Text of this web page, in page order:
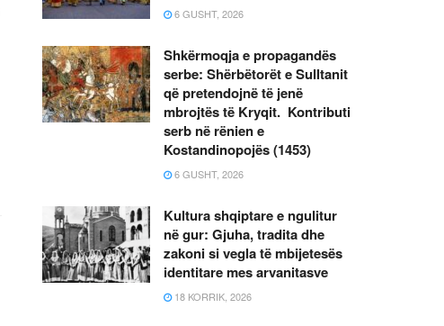
6 GUSHT, 2026
Shkërmoqja e propagandës
serbe: Shërbëtorët e Sulltanit
që pretendojnë të jenë
mbrojtës të Kryqit. Kontributi
serb në rënien e
Kostandinopojës (1453)
6 GUSHT, 2026
Kultura shqiptare e ngulitur
në gur: Gjuha, tradita dhe
zakoni si vegla të mbijetesës
identitare mes arvanitasve
18 KORRIK, 2026